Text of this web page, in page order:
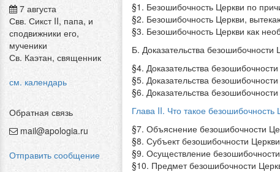
7 августа
Свв. Сикст II, папа, и
сподвижники его,
мученики
Св. Каэтан, священник
см. календарь
Обратная связь
mail@apologia.ru
Отправить сообщение
§1. Безошибочность Церкви по
§2. Безошибочность Церкви,
§3. Безошибочность Церкви как
Б. Доказательства безошибочности
§4. Доказательства
§5. Доказательства
§6. Доказательства
Глава II. Что такое безошибочность
§7. Объяснение безошибочности
§8. Субъект безошибочности
§9. Осуществление
§10. Предмет безошибочности